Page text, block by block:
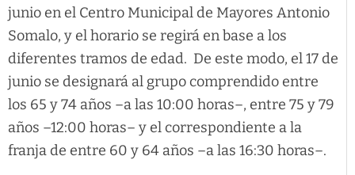
junio en el Centro Municipal de Mayores Antonio
Somalo, y el horario se regirá en base a los
diferentes tramos de edad. De este modo, el 17 de
junio se designará al grupo comprendido entre
los 65 y 74 años –a las 10:00 horas–, entre 75 y 79
años –12:00 horas– y el correspondiente a la
franja de entre 60 y 64 años –a las 16:30 horas–.